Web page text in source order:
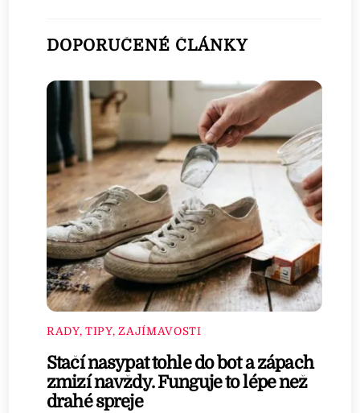
DOPORUČENÉ ČLÁNKY
RADY, TIPY, ZAJÍMAVOSTI
Stačí nasypat tohle do bot a zápach
zmizí navždy. Funguje to lépe než
drahé spreje